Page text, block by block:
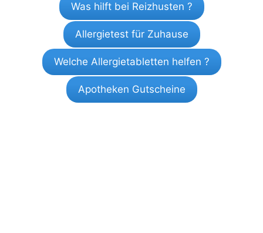
Was hilft bei Reizhusten ?
Allergietest für Zuhause
Welche Allergietabletten helfen ?
Apotheken Gutscheine